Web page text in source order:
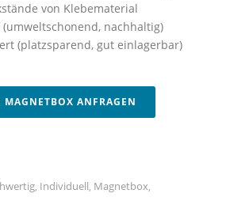
von Klebematerial
nachhaltig)
(platzsparend, gut einlagerbar)
MAGNETBOX ANFRAGEN
, Individuell, Magnetbox,